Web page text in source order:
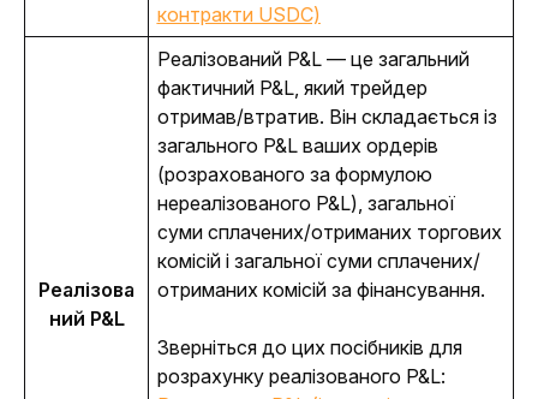
контракти USDC)
Реалізова
ний P&L
Реалізований P&L — це загальний
фактичний P&L, який трейдер
отримав/втратив. Він складається із
загального P&L ваших ордерів
(розрахованого за формулою
нереалізованого P&L), загальної
суми сплачених/отриманих торгових
комісій і загальної суми сплачених/
отриманих комісій за фінансування.
Зверніться до цих посібників для
розрахунку реалізованого P&L: